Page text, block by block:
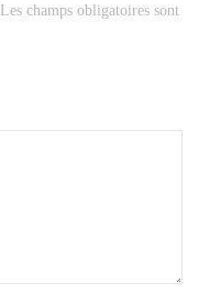
Les champs obligatoires sont